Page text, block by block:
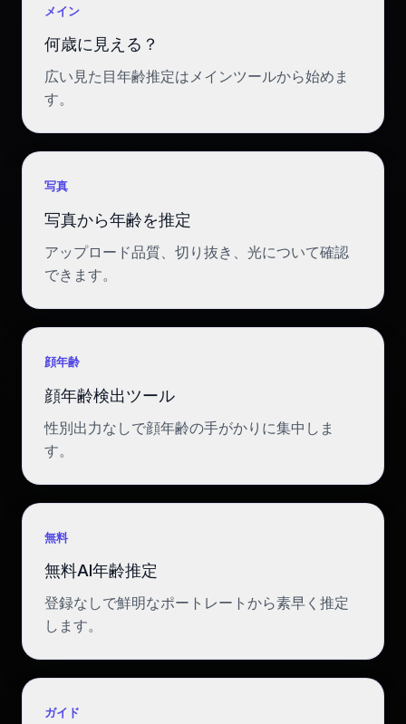
メイン
何歳に見える？
広い見た目年齢推定はメインツールから始めま
す。
写真
写真から年齢を推定
アップロード品質、切り抜き、光について確認
できます。
顔年齢
顔年齢検出ツール
性別出力なしで顔年齢の手がかりに集中しま
す。
無料
無料AI年齢推定
登録なしで鮮明なポートレートから素早く推定
します。
ガイド